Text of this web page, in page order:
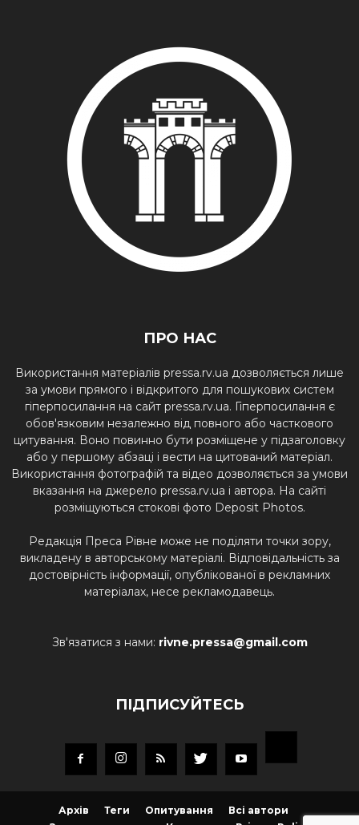
ПРО НАС
Використання матеріалів pressa.rv.ua дозволяється лише
за умови прямого і відкритого для пошукових систем
гіперпосилання на сайт pressa.rv.ua. Гіперпосилання є
обов'язковим незалежно від повного або часткового
цитування. Воно повинно бути розміщене у підзаголовку
або у першому абзаці і вести на цитований матеріал.
Використання фотографій та відео дозволяється за умови
вказання на джерело pressa.rv.ua і автора. На сайті
розміщуються стокові фото Deposit Photos.
Редакція Преса Рівне може не поділяти точки зору,
викладену в авторському матеріалі. Відповідальність за
достовірність інформації, опублікованої в рекламних
матеріалах, несе рекламодавець.
Зв'язатися з нами: rivne.pressa@gmail.com
ПІДПИСУЙТЕСЬ
Архів Теги Опитування
Всі автори